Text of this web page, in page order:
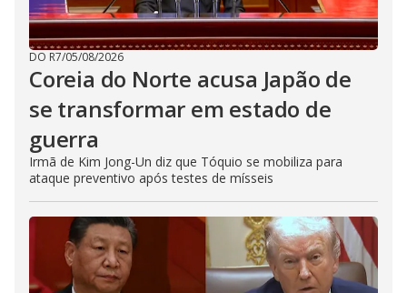
DO R7/05/08/2026
Coreia do Norte acusa Japão de
se transformar em estado de
guerra
Irmã de Kim Jong-Un diz que Tóquio se mobiliza para
ataque preventivo após testes de mísseis